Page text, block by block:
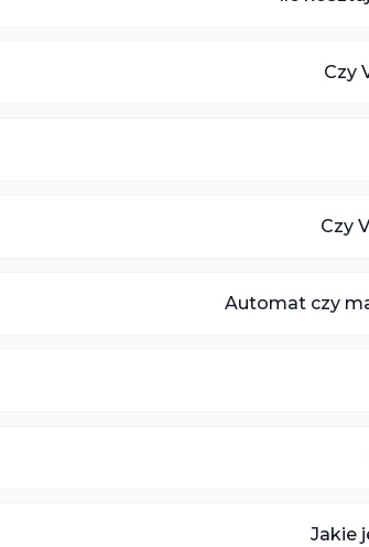
Czy
Czy
Automat czy
Jakie